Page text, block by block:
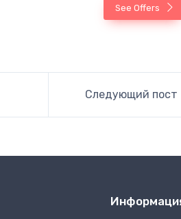
See Offers
Следующий пост